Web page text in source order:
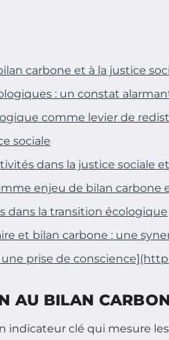
carbone et à la justice
: un constat
comme levier de
sociale
dans la justice sociale
enjeu de bilan carbone
dans la transition écologique
et bilan carbone : une
une prise de
AU BILAN
indicateur clé qui mesure